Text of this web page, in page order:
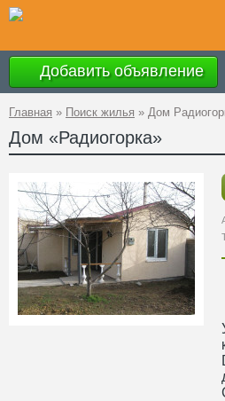
Добавить объявление
Главная » Поиск жилья » Дом
Дом «Радиогорка»